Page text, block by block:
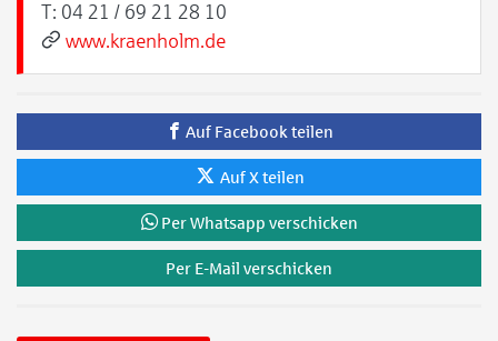
T: 04 21 / 69 21 28 10
www.kraenholm.de
Auf Facebook teilen
Auf X teilen
Per Whatsapp verschicken
Per E-Mail verschicken